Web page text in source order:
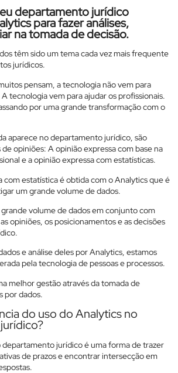
departamento jurídico
para fazer análises,
na tomada de decisão.
têm sido um tema cada vez mais frequente
jurídicos.
pensam, a tecnologia não vem para
tecnologia vem para ajudar os profissionais.
por uma grande transformação com o
aparece no departamento jurídico, são
opiniões: A opinião expressa com base na
e a opinião expressa com estatísticas.
com estatística é obtida com o Analytics que é
um grande volume de dados.
volume de dados em conjunto com
opiniões, os posicionamentos e as decisões
e análise deles por Analytics, estamos
pela tecnologia de pessoas e processos.
melhor gestão através da tomada de
por dados.
do uso do Analytics no
departamento jurídico é uma forma de trazer
de prazos e encontrar intersecção em